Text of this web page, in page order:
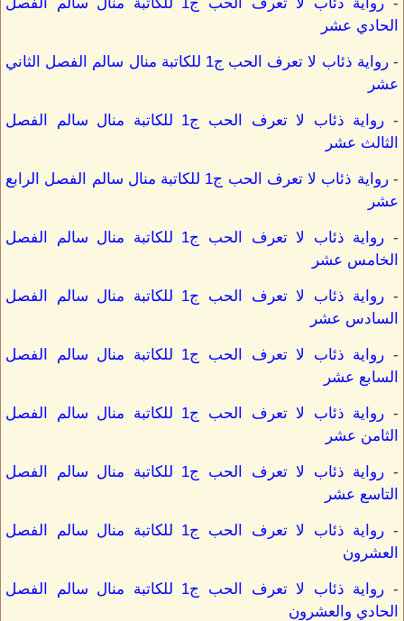
الحادي عشر
-
رواية ذئاب لا تعرف الحب ج1 للكاتبة منال سالم الفصل الثاني
عشر
-
رواية ذئاب لا تعرف الحب ج1 للكاتبة منال سالم الفصل
الثالث عشر
-
رواية ذئاب لا تعرف الحب ج1 للكاتبة منال سالم الفصل الرابع
عشر
-
رواية ذئاب لا تعرف الحب ج1 للكاتبة منال سالم الفصل
الخامس عشر
-
رواية ذئاب لا تعرف الحب ج1 للكاتبة منال سالم الفصل
السادس عشر
-
رواية ذئاب لا تعرف الحب ج1 للكاتبة منال سالم الفصل
السابع عشر
-
رواية ذئاب لا تعرف الحب ج1 للكاتبة منال سالم الفصل
الثامن عشر
-
رواية ذئاب لا تعرف الحب ج1 للكاتبة منال سالم الفصل
التاسع عشر
-
رواية ذئاب لا تعرف الحب ج1 للكاتبة منال سالم الفصل
العشرون
-
رواية ذئاب لا تعرف الحب ج1 للكاتبة منال سالم الفصل
الحادي والعشرون